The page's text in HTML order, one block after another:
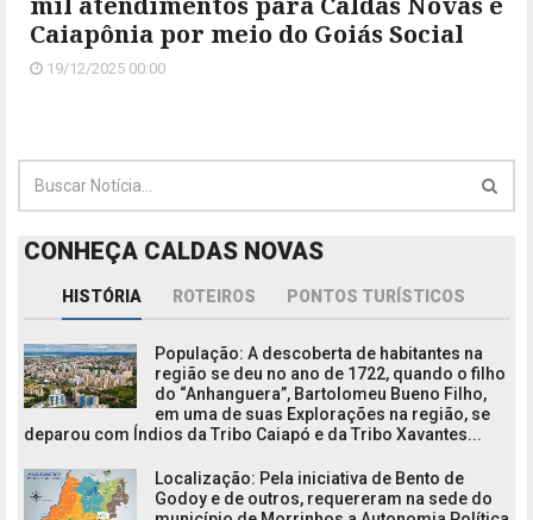
Caiapônia por meio do Goiás Social
19/12/2025 00:00
CONHEÇA CALDAS NOVAS
HISTÓRIA ROTEIROS PONTOS TURÍSTICOS
População: A descoberta de habitantes na
região se deu no ano de 1722, quando o filho
do “Anhanguera”, Bartolomeu Bueno Filho,
em uma de suas Explorações na região, se
deparou com Índios da Tribo Caiapó e da Tribo Xavantes...
Localização: Pela iniciativa de Bento de
Godoy e de outros, requereram na sede do